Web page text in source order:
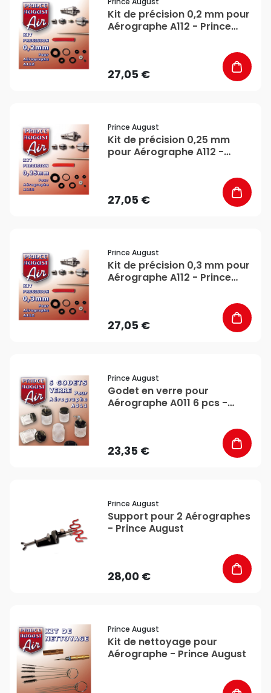
Kit de précision 0,2 mm pour
Aérographe A112 - Prince
27,05 €
Prince August
Kit de précision 0,25 mm
pour Aérographe A112 -
27,05 €
Prince August
Kit de précision 0,3 mm pour
Aérographe A112 - Prince
27,05 €
Prince August
Godet en verre pour
Aérographe A011 6 pcs -
23,35 €
Prince August
Support pour 2 Aérographes
- Prince August
28,00 €
Prince August
Kit de nettoyage pour
Aérographe - Prince August